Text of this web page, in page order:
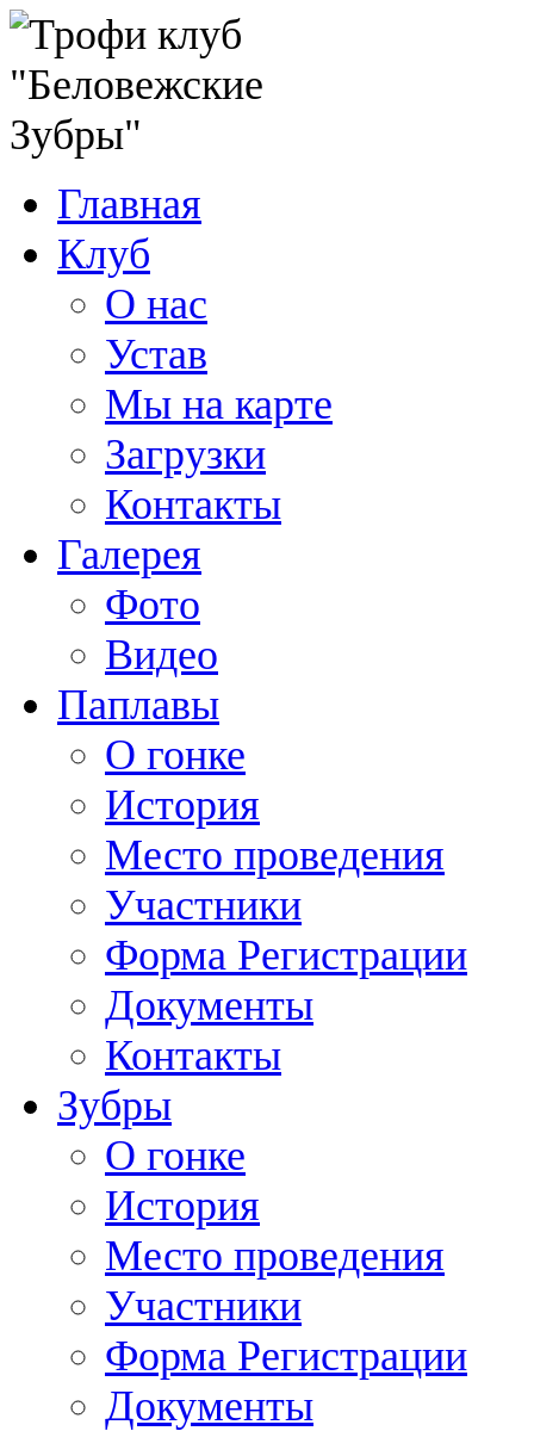
Главная
Клуб
О нас
Устав
Мы на карте
Загрузки
Контакты
Галерея
Фото
Видео
Паплавы
О гонке
История
Место проведения
Участники
Форма Регистрации
Документы
Контакты
Зубры
О гонке
История
Место проведения
Участники
Форма Регистрации
Документы